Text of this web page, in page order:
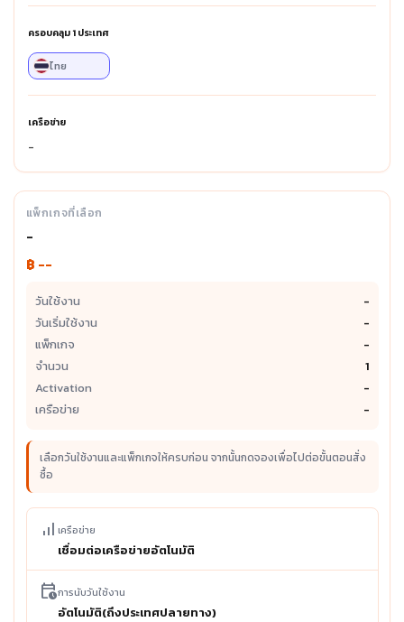
ครอบคลุม1ประเทศ
ไทย
เครือข่าย
-
แพ็กเกจที่เลือก
-
฿ --
วันใช้งาน
-
วันเริ่มใช้งาน
-
แพ็กเกจ
-
จำนวน
1
Activation
-
เครือข่าย
-
เลือกวันใช้งานและแพ็กเกจให้ครบก่อน จากนั้นกดจองเพื่อไปต่อขั้นตอนสั่ง
ซื้อ
signal_cellular_alt เครือข่าย
เชื่อมต่อเครือข่ายอัตโนมัติ
calendar_clockการนับวันใช้งาน
อัตโนมัติ(ถึงประเทศปลายทาง)